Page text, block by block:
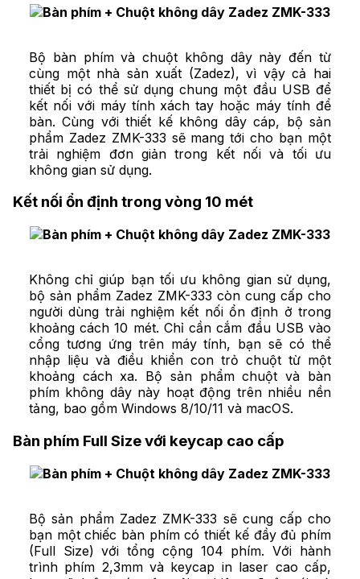
Bộ bàn phím và chuột không dây này đến từ
cùng một nhà sản xuất (Zadez), vì vậy cả hai
thiết bị có thể sử dụng chung một đầu USB để
kết nối với máy tính xách tay hoặc máy tính để
bàn. Cùng với thiết kế không dây cáp, bộ sản
phẩm Zadez ZMK-333 sẽ mang tới cho bạn một
trải nghiệm đơn giản trong kết nối và tối ưu
không gian sử dụng.
Kết nối ổn định trong vòng 10 mét
Không chỉ giúp bạn tối ưu không gian sử dụng,
bộ sản phẩm Zadez ZMK-333 còn cung cấp cho
người dùng trải nghiệm kết nối ổn định ở trong
khoảng cách 10 mét. Chỉ cần cắm đầu USB vào
cổng tương ứng trên máy tính, bạn sẽ có thể
nhập liệu và điều khiển con trỏ chuột từ một
khoảng cách xa. Bộ sản phẩm chuột và bàn
phím không dây này hoạt động trên nhiều nền
tảng, bao gồm Windows 8/10/11 và macOS.
Bàn phím Full Size với keycap cao cấp
Bộ sản phẩm Zadez ZMK-333 sẽ cung cấp cho
bạn một chiếc bàn phím có thiết kế đầy đủ phím
(Full Size) với tổng cộng 104 phím. Với hành
trình phím 2,3mm và keycap in laser cao cấp,